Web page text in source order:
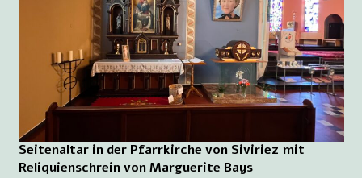
Seitenaltar in der Pfarrkirche von Siviriez mit
Reliquienschrein von Marguerite Bays